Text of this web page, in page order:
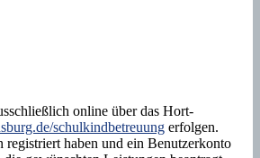
online über das Hort-
schulkindbetreuung erfolgen.
registriert haben und ein Benutzerkonto